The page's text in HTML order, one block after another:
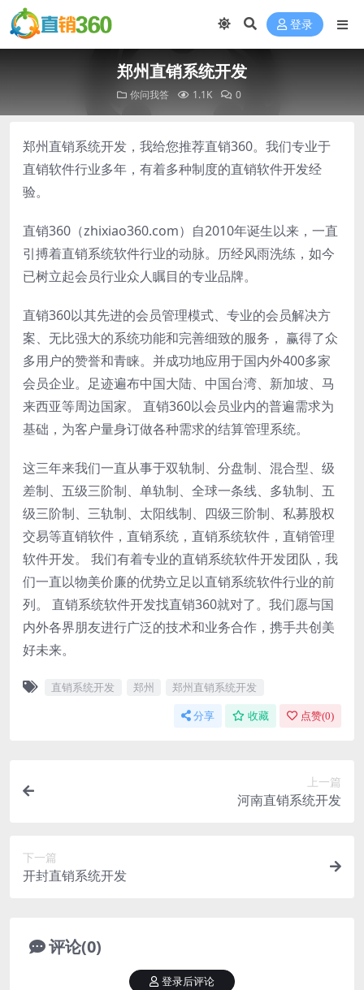
登录
郑州直销系统开发
你问我答 1.1K 0
郑州直销系统开发，我给您推荐直销360。我们专业于
直销软件行业多年，有着多种制度的直销软件开发经
验。
直销360（zhixiao360.com）自2010年诞生以来，一直
引搏着直销系统软件行业的动脉。历经风雨洗练，如今
已树立起会员行业众人瞩目的专业品牌。
直销360以其先进的会员管理模式、专业的会员解决方
案、无比强大的系统功能和完善细致的服务， 赢得了众
多用户的赞誉和青睐。并成功地应用于国内外400多家
会员企业。足迹遍布中国大陆、中国台湾、新加坡、马
来西亚等周边国家。 直销360以会员业内的普遍需求为
基础，为客户量身订做各种需求的结算管理系统。
这三年来我们一直从事于双轨制、分盘制、混合型、级
差制、五级三阶制、单轨制、全球一条线、多轨制、五
级三阶制、三轨制、太阳线制、四级三阶制、私募股权
交易等直销软件，直销系统，直销系统软件，直销管理
软件开发。 我们有着专业的直销系统软件开发团队，我
们一直以物美价廉的优势立足以直销系统软件行业的前
列。 直销系统软件开发找直销360就对了。我们愿与国
内外各界朋友进行广泛的技术和业务合作，携手共创美
好未来。
直销系统开发 郑州 郑州直销系统开发
分享 收藏 点赞(0)
上一篇
河南直销系统开发
下一篇
开封直销系统开发
评论(0)
登录后评论